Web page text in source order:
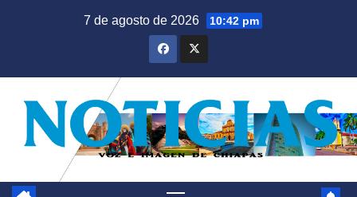
7 de agosto de 2026 10:42 pm